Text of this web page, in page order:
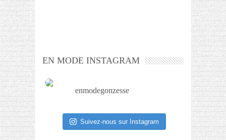
EN MODE INSTAGRAM
enmodegonzesse
Suivez-nous sur Instagram